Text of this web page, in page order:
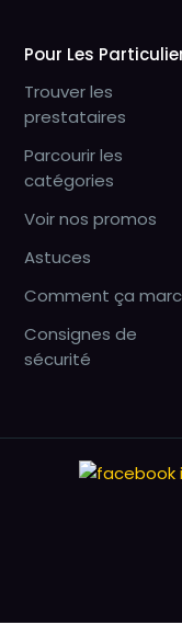
Pour Les
Trouver les
prestataires
Parcourir les
catégories
Voir nos promos
Astuces
Comment ça
Consignes de
sécurité